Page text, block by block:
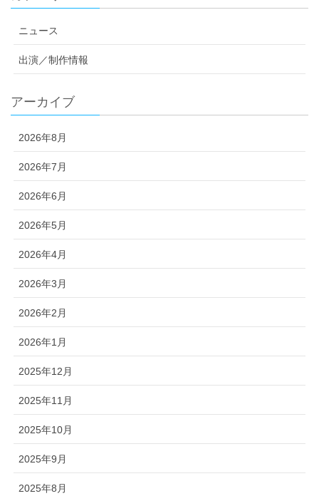
ニュース
出演／制作情報
アーカイブ
2026年8月
2026年7月
2026年6月
2026年5月
2026年4月
2026年3月
2026年2月
2026年1月
2025年12月
2025年11月
2025年10月
2025年9月
2025年8月